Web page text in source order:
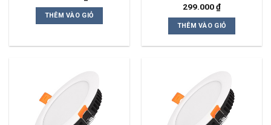
THÊM VÀO GIỎ
299.000₫
THÊM VÀO GIỎ